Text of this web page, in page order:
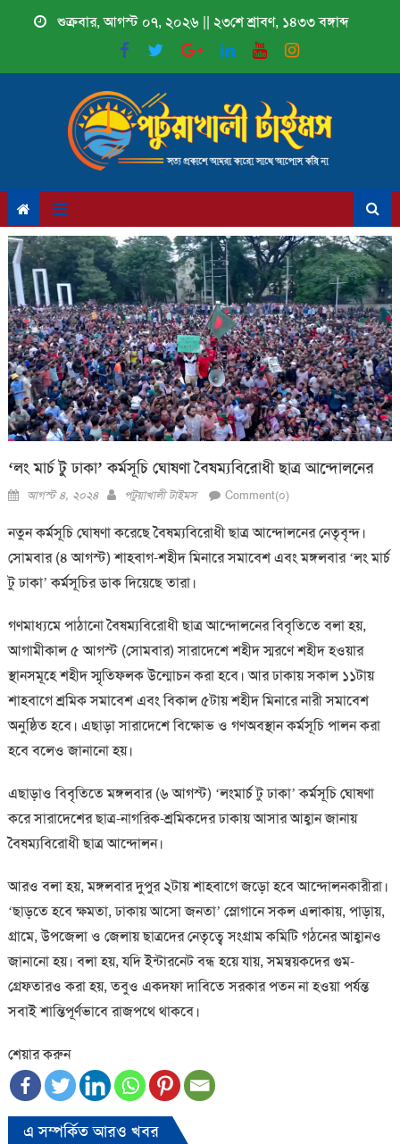
শুক্রবার, আগস্ট ০৭, ২০২৬ || ২৩শে শ্রাবণ, ১৪৩৩ বঙ্গাব্দ
‘লং মার্চ টু ঢাকা’ কর্মসূচি ঘোষণা বৈষম্যবিরোধী ছাত্র আন্দোলনের
Posted
আগস্ট ৪, ২০২৪ Author
পটুয়াখালী টাইমস Comment(০)
নতুন কর্মসূচি ঘোষণা করেছে বৈষম্যবিরোধী ছাত্র আন্দোলনের নেতৃবৃন্দ।
সোমবার (৪ আগস্ট) শাহবাগ-শহীদ মিনারে সমাবেশ এবং মঙ্গলবার ‘লং মার্চ
টু ঢাকা’ কর্মসূচির ডাক দিয়েছে তারা।
গণমাধ্যমে পাঠানো বৈষম্যবিরোধী ছাত্র আন্দোলনের বিবৃতিতে বলা হয়,
আগামীকাল ৫ আগস্ট (সোমবার) ‌‌‌‌সারাদেশে শহীদ স্মরণে শহীদ হওয়ার
স্থানসমূহে শহীদ স্মৃতিফলক উন্মোচন করা হবে। আর ঢাকায় সকাল ১১টায়
শাহবাগে শ্রমিক সমাবেশ এবং বিকাল ৫টায় শহীদ মিনারে নারী সমাবেশ
অনুষ্ঠিত হবে। এছাড়া সারাদেশে বিক্ষোভ ও গণঅবস্থান কর্মসূচি পালন করা
হবে বলেও জানানো হয়।
এছাড়াও বিবৃতিতে মঙ্গলবার (৬ আগস্ট) ‘লংমার্চ টু ঢাকা’ কর্মসূচি ঘোষণা
করে সারাদেশের ছাত্র-নাগরিক-শ্রমিকদের ঢাকায় আসার আহ্বান জানায়
বৈষম্যবিরোধী ছাত্র আন্দোলন।
আরও বলা হয়, মঙ্গলবার দুপুর ২টায় শাহবাগে জড়ো হবে আন্দোলনকারীরা।
‘ছাড়তে হবে ক্ষমতা, ঢাকায় আসো জনতা’ স্লোগানে সকল এলাকায়, পাড়ায়,
গ্রামে, উপজেলা ও জেলায় ছাত্রদের নেতৃত্বে সংগ্রাম কমিটি গঠনের আহ্বানও
জানানো হয়। বলা হয়, যদি ইন্টারনেট বন্ধ হয়ে যায়, সমন্বয়কদের গুম-
গ্রেফতারও করা হয়, তবুও একদফা দাবিতে সরকার পতন না হওয়া পর্যন্ত
সবাই শান্তিপূর্ণভাবে রাজপথে থাকবে।
শেয়ার করুন
এ সম্পর্কিত আরও খবর